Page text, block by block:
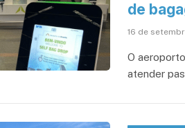
de
16 de
O
atender